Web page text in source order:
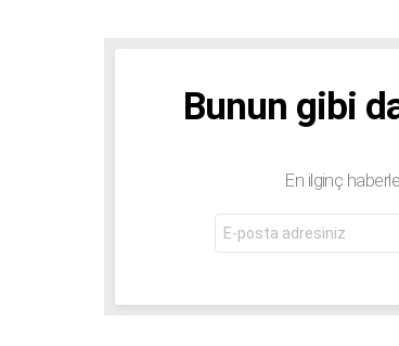
BÜLTENBunun gibi
En ilginç
mail
adresi: